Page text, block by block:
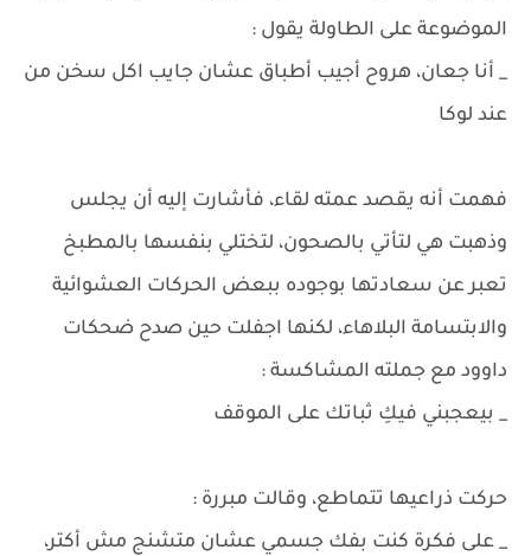
الموضوعة على الطاولة يقول :
_ أنا جعان، هروح أجيب أطباق عشان جايب اكل سخن من
عند لوكا
فهمت أنه يقصد عمته لقاء، فأشارت إليه أن يجلس
وذهبت هي لتأتي بالصحون، لتختلي بنفسها بالمطبخ
تعبر عن سعادتها بوجوده ببعض الحركات العشوائية
والابتسامة البلاهاء، لكنها اجفلت حين صدح ضحكات
داوود مع جملته المشاكسة :
_ بيعجبني فيكِ ثباتك على الموقف
حركت ذراعيها تتماطع، وقالت مبررة :
_ على فكرة كنت بفك جسمي عشان متشنج مش أكتر،